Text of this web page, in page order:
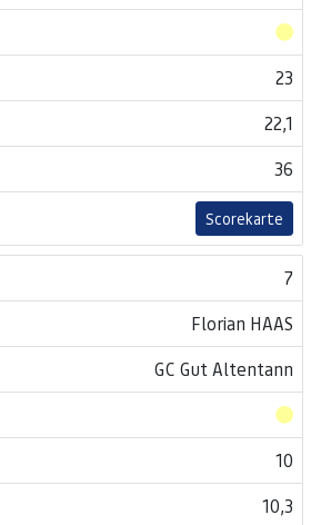
23
22,1
36
Scorekarte
7
Florian HAAS
GC Gut Altentann
10
10,3